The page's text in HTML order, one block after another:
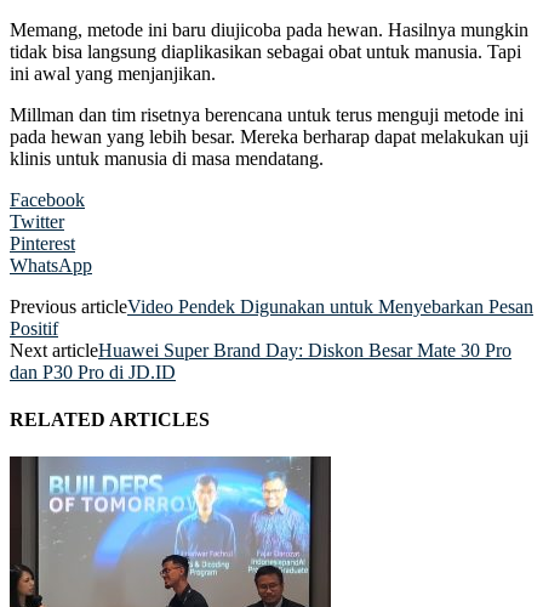
Memang, metode ini baru diujicoba pada hewan. Hasilnya mungkin
tidak bisa langsung diaplikasikan sebagai obat untuk manusia. Tapi
ini awal yang menjanjikan.
Millman dan tim risetnya berencana untuk terus menguji metode ini
pada hewan yang lebih besar. Mereka berharap dapat melakukan uji
klinis untuk manusia di masa mendatang.
Facebook
Twitter
Pinterest
WhatsApp
Previous articleVideo Pendek Digunakan untuk Menyebarkan Pesan
Positif
Next articleHuawei Super Brand Day: Diskon Besar Mate 30 Pro
dan P30 Pro di JD.ID
RELATED ARTICLES